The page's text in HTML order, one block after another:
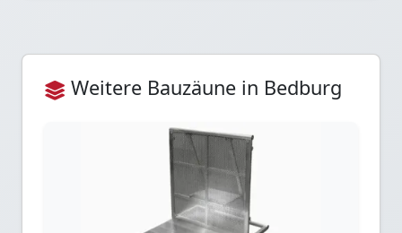
Weitere Bauzäune in Bedburg